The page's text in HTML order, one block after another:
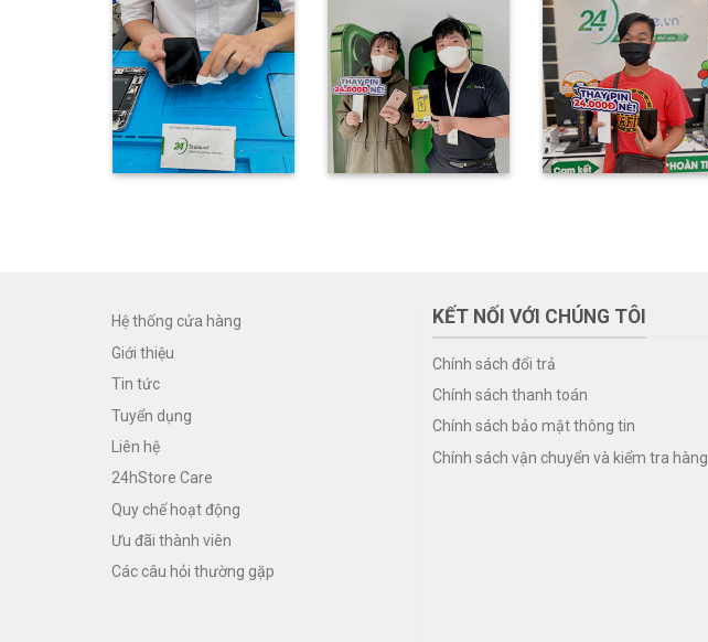
Hệ thống cửa hàng
Giới thiệu
Tin tức
Tuyển dụng
Liên hệ
24hStore Care
Quy chế hoạt động
Ưu đãi thành viên
Các câu hỏi thường gặp
KẾT NỐI VỚI CHÚNG TÔI
Chính sách đổi trả
Chính sách thanh toán
Chính sách bảo mật thông tin
Chính sách vận chuyển và kiểm tra hàng